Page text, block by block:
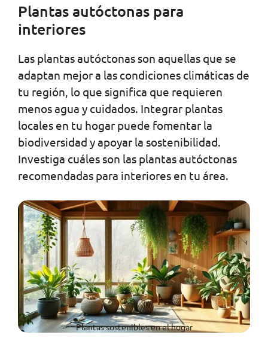
Plantas autóctonas para
interiores
Las plantas autóctonas son aquellas que se
adaptan mejor a las condiciones climáticas de
tu región, lo que significa que requieren
menos agua y cuidados. Integrar plantas
locales en tu hogar puede fomentar la
biodiversidad y apoyar la sostenibilidad.
Investiga cuáles son las plantas autóctonas
recomendadas para interiores en tu área.
Plantas sostenibles en el hogar